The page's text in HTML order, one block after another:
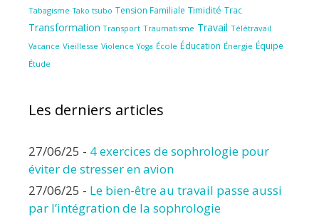
Tabagisme Tako tsubo Tension Familiale Timidité Trac
Transformation Transport Traumatisme Travail Télétravail
Vacance Vieillesse Violence Yoga École Éducation Énergie Équipe
Étude
Les derniers articles
27/06/25 - 4 exercices de sophrologie pour
éviter de stresser en avion
27/06/25 - Le bien-être au travail passe aussi
par l’intégration de la sophrologie